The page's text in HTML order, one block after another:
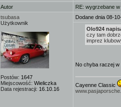
Autor
RE: wygrzebane
tsubasa
Użytkownik
Postów: 1647
Miejscowość: Wieliczka
Data rejestracji: 16.10.16
Dodane dnia 08-
Olo924
czy tam
imprez
No chyba raczej
Cayenne Classic